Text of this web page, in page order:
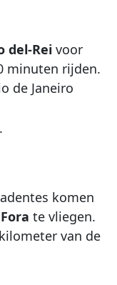
del-Rei voor
minuten rijden.
de Janeiro
komen
te vliegen.
van de